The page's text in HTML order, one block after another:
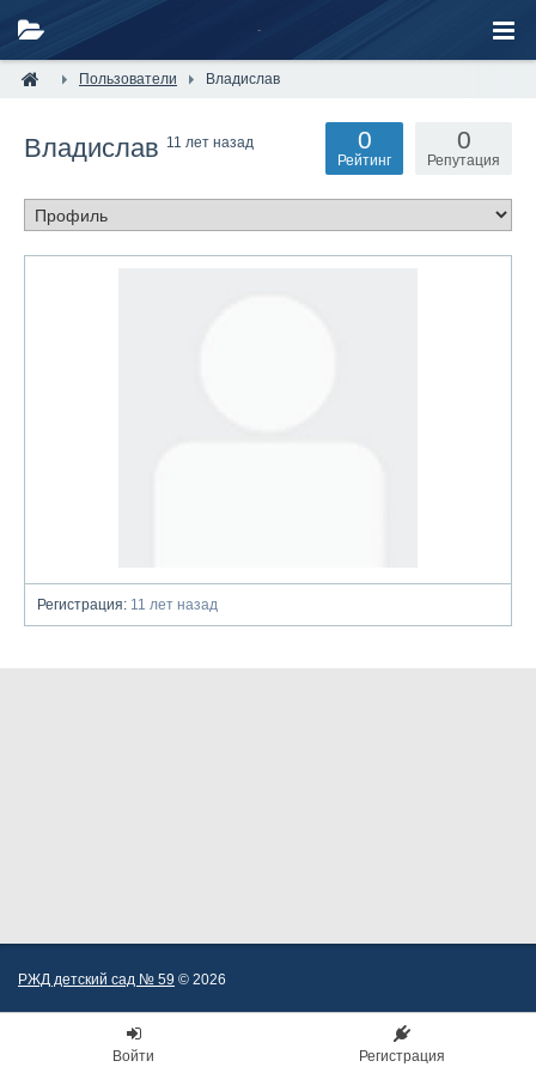
Пользователи Владислав
Владислав 11 лет назад 0
Репутация
0
Рейтинг
Регистрация: 11 лет назад
РЖД детский сад № 59 © 2026
Войти Регистрация